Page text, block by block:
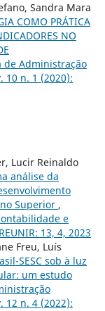
Sandra Mara
COMO PRÁTICA
NO
de Administração
10 n. 1 (2020):
Lucir Reinaldo
análise da
Superior ,
e
13, 4, 2023
Freu, Luís
SESC sob à luz
um estudo
12 n. 4 (2022):